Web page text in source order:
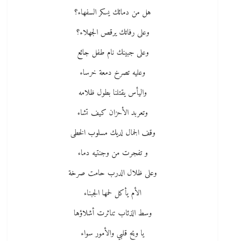
هل من دمائك يسكر السفهاء؟
وعلى رفاتك يرقص الجهلاء؟
وعلى جبينك نام طفل جائع
وعليه تصرخ دمعة خرساء
واليأس يقتلنا بطول ظلامه
وتعربد الأحزان كيف تشاء
وقف الجمال لديك مسلوب الخطى
و تفجرت من وجنتيه دماء
وعلى ظلال الدرب حامت صرخة
الأم يأكل لحمها الجبناء
وسط الذئاب تناثرت أشلاؤها
يا ويح قلبي والأمور سواء